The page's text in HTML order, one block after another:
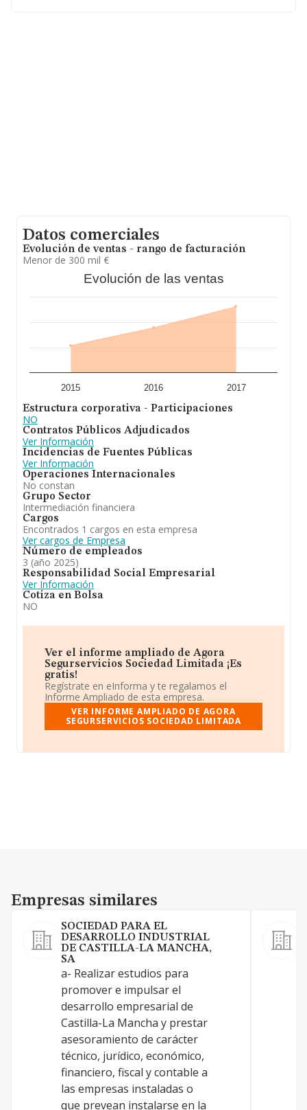
Datos comerciales
Evolución de ventas - rango de facturación
Menor de 300 mil €
Evolución de las ventas
2015 2016 2017
Estructura corporativa - Participaciones
NO
Contratos Públicos Adjudicados
Ver Información
Incidencias de Fuentes Públicas
Ver Información
Operaciones Internacionales
No constan
Grupo Sector
Intermediación financiera
Cargos
Encontrados 1 cargos en esta empresa
Ver cargos de Empresa
Número de empleados
3 (año 2025)
Responsabilidad Social Empresarial
Ver Información
Cotiza en Bolsa
NO
Ver el informe ampliado de Agora
Segurservicios Sociedad Limitada ¡Es
gratis!
Regístrate en eInforma y te regalamos el
Informe Ampliado de esta empresa.
VER INFORME AMPLIADO DE AGORA
SEGURSERVICIOS SOCIEDAD LIMITADA
Empresas similares
Empresas similares
SOCIEDAD PARA EL
DESARROLLO INDUSTRIAL
DE CASTILLA-LA MANCHA,
SA
a- Realizar estudios para
promover e impulsar el
desarrollo empresarial de
Castilla-La Mancha y prestar
asesoramiento de carácter
técnico, jurídico, económico,
financiero, fiscal y contable a
las empresas instaladas o
que prevean instalarse en la